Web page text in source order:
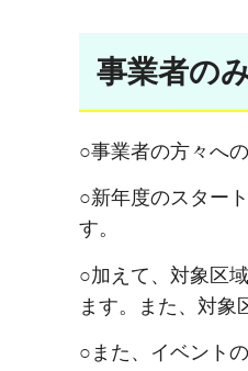
事業者の
○事業者の方々へ
○新年度のスター
す。
○加えて、対象区
ます。また、対象
○また、イベント